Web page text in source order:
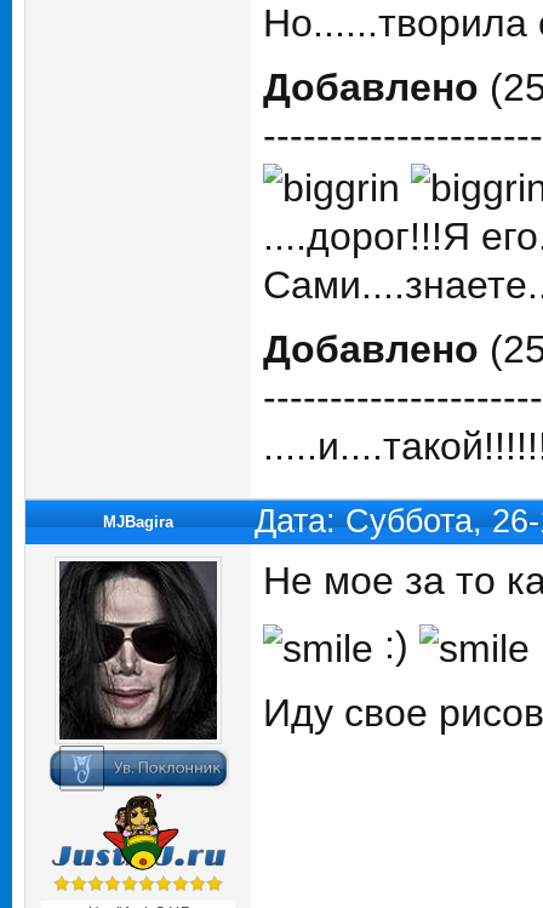
Добавлено
....дорог!!!Я
Добавлено
MJBagira Дата: Суббота,
Не мое за то
:)
Иду свое